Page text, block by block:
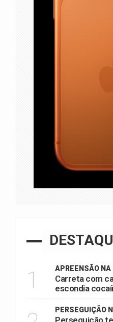
1 APREENSÃO NA
Carreta com
escondia
PERSEGUIÇÃO
Perseguição